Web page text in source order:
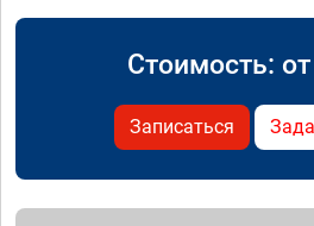
Стоимость: от
Записаться